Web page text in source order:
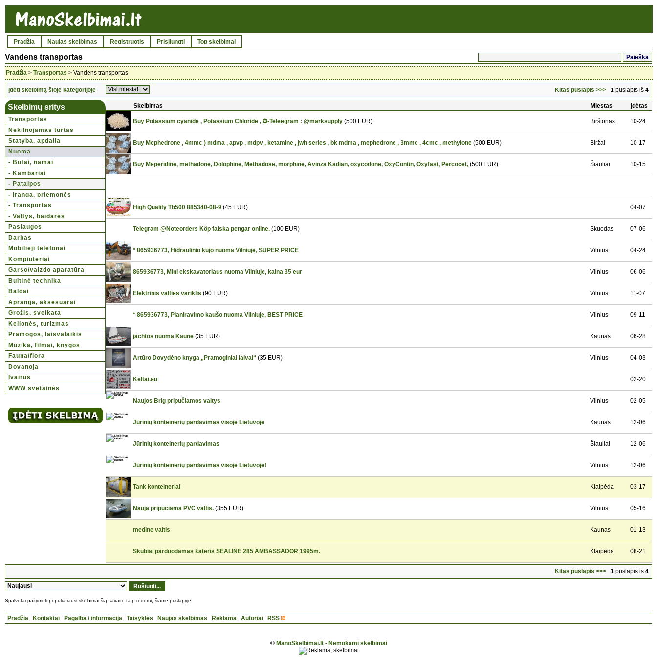
Pradžia Naujas skelbimas Registruotis Prisijungti Top skelbimai
Vandens transportas
Pradžia > Transportas > Vandens transportas
Įdėti skelbimą šioje kategorijoje Kitas puslapis >>> 1 puslapis iš 4
Skelbimų sritys
Transportas
Nekilnojamas turtas
Statyba, apdaila
Nuoma
- Butai, namai
- Kambariai
- Patalpos
- Įranga, priemonės
- Transportas
- Valtys, baidarės
Paslaugos
Darbas
Mobilieji telefonai
Kompiuteriai
Garso/vaizdo aparatūra
Buitinė technika
Baldai
Apranga, aksesuarai
Grožis, sveikata
Kelionės, turizmas
Pramogos, laisvalaikis
Muzika, filmai, knygos
Fauna/flora
Dovanoja
Įvairūs
WWW svetainės
Skelbimas Miestas Įdėtas
Buy Potassium cyanide , Potassium Chloride , ✪-Teleegram : @marksupply (500 EUR) Birštonas 10-24
Buy Mephedrone , 4mmc ) mdma , apvp , mdpv , ketamine , jwh series , bk mdma , mephedrone , 3mmc , 4cmc , methylone (500 EUR) Biržai 10-17
Buy Meperidine, methadone, Dolophine, Methadose, morphine, Avinza Kadian, oxycodone, OxyContin, Oxyfast, Percocet, (500 EUR) Šiauliai 10-15
High Quality Tb500 885340-08-9 (45 EUR) 04-07
Telegram @Noteorders Köp falska pengar online. (100 EUR) Skuodas 07-06
* 865936773, Hidraulinio kūjo nuoma Vilniuje, SUPER PRICE Vilnius 04-24
865936773, Mini ekskavatoriaus nuoma Vilniuje, kaina 35 eur Vilnius 06-06
Elektrinis valties variklis (90 EUR) Vilnius 11-07
* 865936773, Planiravimo kaušo nuoma Vilniuje, BEST PRICE Vilnius 09-11
jachtos nuoma Kaune (35 EUR) Kaunas 06-28
Artūro Dovydėno knyga „Pramoginiai laivai“ (35 EUR) Vilnius 04-03
Keltai.eu 02-20
Naujos Brig pripučiamos valtys Vilnius 02-05
Jūrinių konteinerių pardavimas visoje Lietuvoje Kaunas 12-06
Jūrinių konteinerių pardavimas Šiauliai 12-06
Jūrinių konteinerių pardavimas visoje Lietuvoje! Vilnius 12-06
Tank konteineriai Klaipėda 03-17
Nauja pripuciama PVC valtis. (355 EUR) Vilnius 05-16
medine valtis Kaunas 01-13
Skubiai parduodamas kateris SEALINE 285 AMBASSADOR 1995m. Klaipėda 08-21
Kitas puslapis >>> 1 puslapis iš 4
Spalvotai pažymėti populiariausi skelbimai šią savaitę tarp rodomų šiame puslapyje
Pradžia Kontaktai Pagalba / informacija Taisyklės Naujas skelbimas Reklama Autoriai RSS
© ManoSkelbimai.lt - Nemokami skelbimai